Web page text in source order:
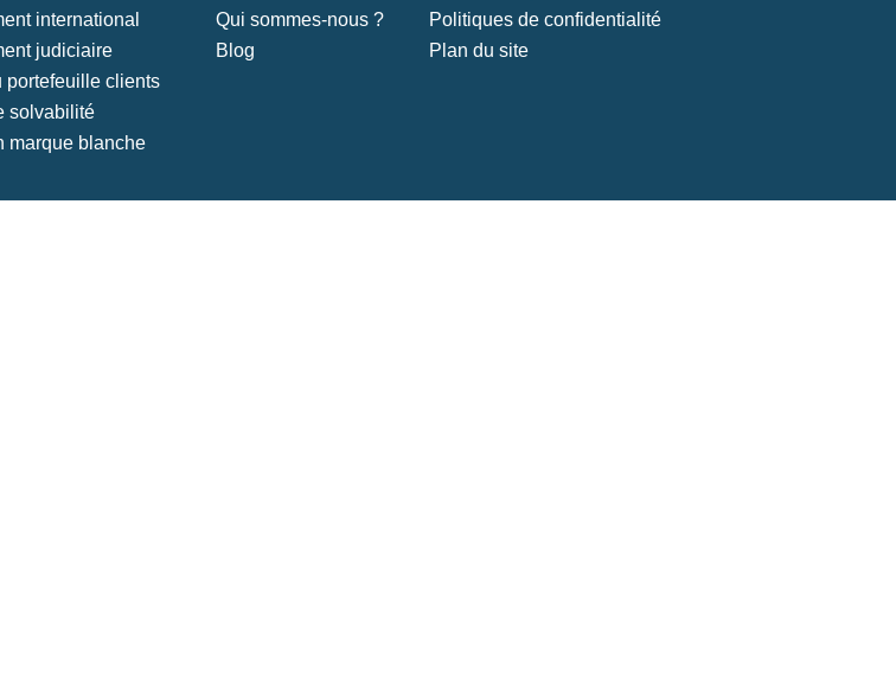
international
judiciaire
portefeuille clients
solvabilité
marque blanche
Qui sommes-nous ?
Blog
Politiques de confidentialité
Plan du site